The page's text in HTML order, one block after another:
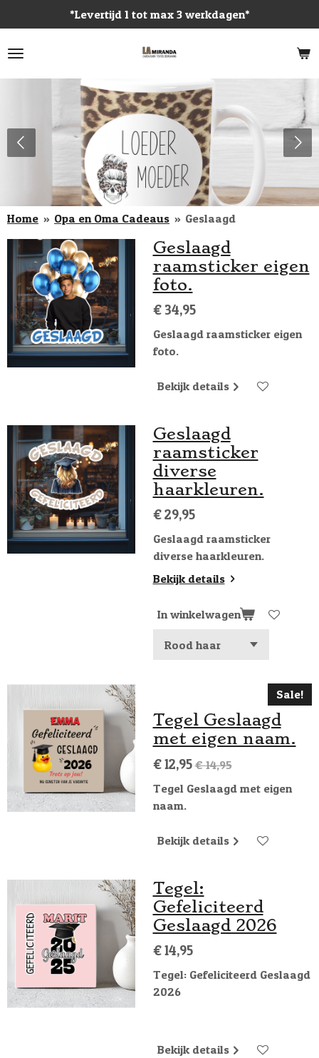
direct
naar
*Levertijd 1 tot max 3 werkdagen*
Home » Opa en Oma Cadeaus » Geslaagd
Geslaagd
raamsticker eigen
foto.
€ 34,95
Geslaagd raamsticker eigen
foto.
Bekijk details
Geslaagd
raamsticker
diverse
haarkleuren.
€ 29,95
Geslaagd raamsticker
diverse haarkleuren.
Bekijk details
In winkelwagen
Sale!
Tegel Geslaagd
met eigen naam.
€ 12,95 € 14,95
Tegel Geslaagd met eigen
naam.
Bekijk details
Tegel:
Gefeliciteerd
Geslaagd 2026
€ 14,95
Tegel: Gefeliciteerd Geslaagd
2026
Bekijk details